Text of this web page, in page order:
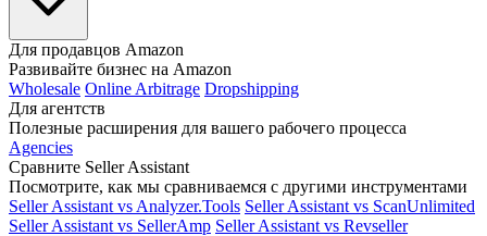
Для продавцов Amazon
Развивайте бизнес на Amazon
Wholesale Online Arbitrage Dropshipping
Для агентств
Полезные расширения для вашего рабочего процесса
Agencies
Сравните Seller Assistant
Посмотрите, как мы сравниваемся с другими инструментами
Seller Assistant vs Analyzer.Tools Seller Assistant vs ScanUnlimited
Seller Assistant vs SellerAmp Seller Assistant vs Revseller